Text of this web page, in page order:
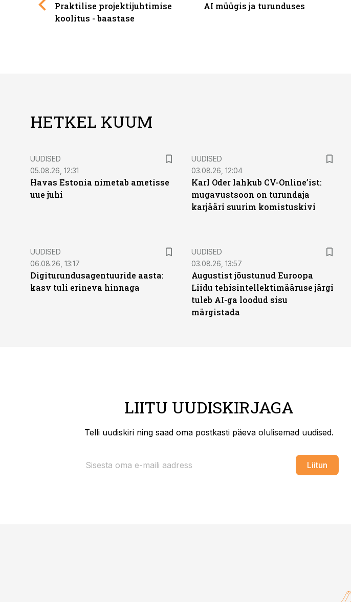
Praktilise projektijuhtimise
koolitus - baastase
AI müügis ja turunduses
HETKEL KUUM
UUDISED
05.08.26, 12:31
Havas Estonia nimetab ametisse
uue juhi
UUDISED
03.08.26, 12:04
Karl Oder lahkub CV-Online’ist:
mugavustsoon on turundaja
karjääri suurim komistuskivi
UUDISED
06.08.26, 13:17
Digiturundusagentuuride aasta:
kasv tuli erineva hinnaga
UUDISED
03.08.26, 13:57
Augustist jõustunud Euroopa
Liidu tehisintellektimääruse järgi
tuleb AI-ga loodud sisu
märgistada
LIITU UUDISKIRJAGA
Telli uudiskiri ning saad oma postkasti päeva olulisemad uudised.
Liitun